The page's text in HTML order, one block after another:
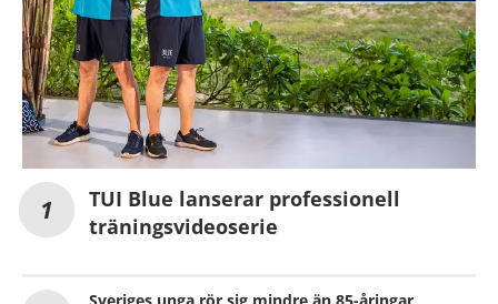
TUI Blue lanserar professionell
träningsvideoserie